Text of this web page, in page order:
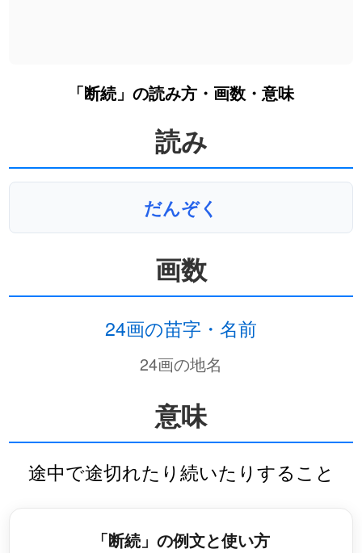
「断続」の読み方・画数・意味
読み
だんぞく
画数
24画の苗字・名前
24画の地名
意味
途中で途切れたり続いたりすること
「断続」の例文と使い方